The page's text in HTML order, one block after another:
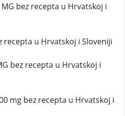
bez recepta u Hrvatskoj i
recepta u Hrvatskoj i Sloveniji
bez recepta u Hrvatskoj i
mg bez recepta u Hrvatskoj i